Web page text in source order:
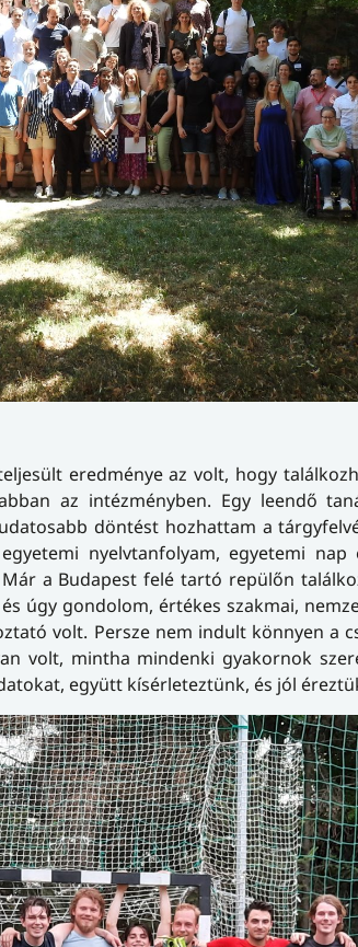
eredménye az volt, hogy
az intézményben. Egy leendő
döntést hozhattam a
nyelvtanfolyam, egyetemi
a Budapest felé tartó repülőn
úgy gondolom, értékes szakmai,
volt. Persze nem indult könnyen a
volt, mintha mindenki gyakornok
együtt kísérleteztünk, és jól